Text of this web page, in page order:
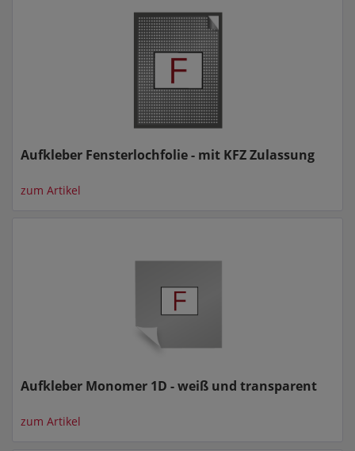
Aufkleber Fensterlochfolie - mit KFZ Zulassung
zum Artikel
Aufkleber Monomer 1D - weiß und transparent
zum Artikel